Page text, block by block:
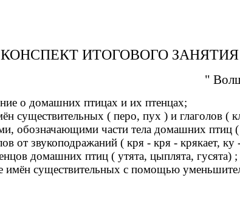
КОНСПЕКТ ИТОГОВОГО
"
о домашних птицах и их птенцах;
существительных ( перо, пух ) и глаголов (
обозначающими части тела домашних птиц (
от звукоподражаний ( кря - кря - крякает,
домашних птиц ( утята, цыплята, гусята) ;
имён существительных с помощью